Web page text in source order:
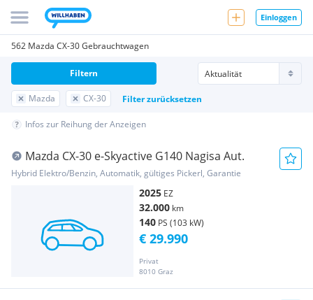
Einloggen
562 Mazda CX-30 Gebrauchtwagen
Mazda CX-30 Filter zurücksetzen
Filtern
Infos zur Reihung der Anzeigen
Mazda CX-30 e-Skyactive G140 Nagisa Aut.
Hybrid Elektro/Benzin, Automatik, gültiges Pickerl, Garantie
2025 EZ
32.000 km
140 PS (103 kW)
Privat
8010 Graz
€ 29.990